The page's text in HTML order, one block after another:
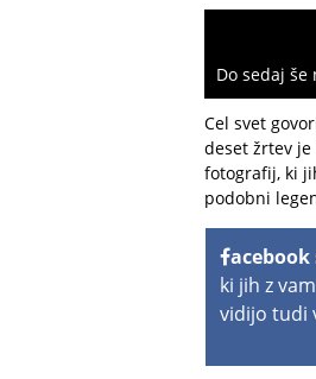
Do sedaj
Cel svet
deset žrtev
fotografij, ki
podobni
ki jih z
vidijo tudi